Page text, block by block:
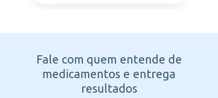
Fale com quem entende de
medicamentos e entrega
resultados